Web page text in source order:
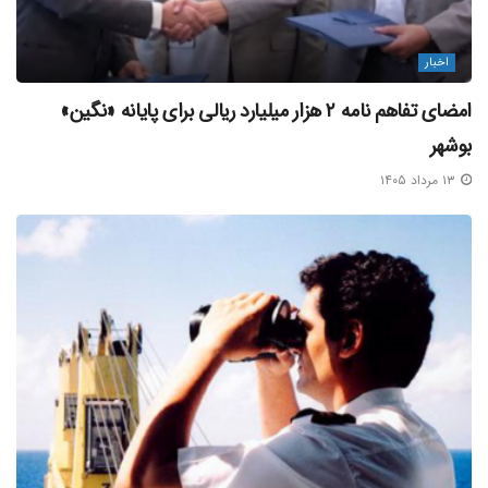
برچسب ها: بهرام زراعت طلب تعمیر شناور مجتمع بندری انزلی
اخبار
امضای تفاهم‌ نامه ۲ هزار میلیارد ریالی برای پایانه «نگین»
بوشهر